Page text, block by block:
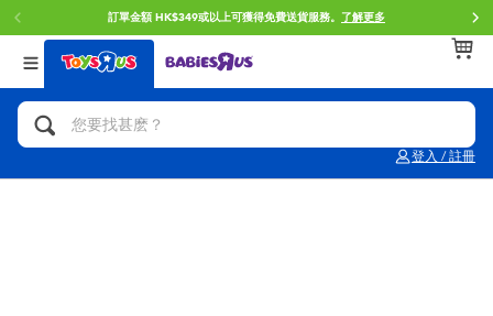
訂單金額 HK$349或以上可獲得免費送貨服務。 了解更多
登入 / 註冊
返回
分類目錄
人氣英雄,角色扮演,射擊玩具
返回
品牌
Brunch Brother 早午餐兄弟
返回
年齢
0~2歳